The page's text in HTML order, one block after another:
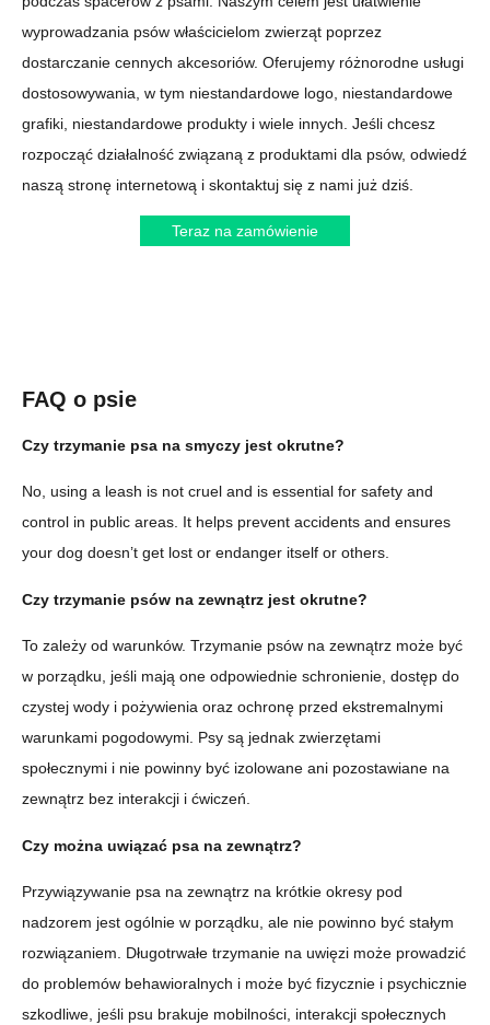
wyprowadzania psów właścicielom zwierząt poprzez
dostarczanie cennych akcesoriów. Oferujemy różnorodne usługi
dostosowywania, w tym niestandardowe logo, niestandardowe
grafiki, niestandardowe produkty i wiele innych. Jeśli chcesz
rozpocząć działalność związaną z produktami dla psów, odwiedź
naszą stronę internetową i skontaktuj się z nami już dziś.
Teraz na zamówienie
FAQ o psie
Czy trzymanie psa na smyczy jest okrutne?
No, using a leash is not cruel and is essential for safety and
control in public areas. It helps prevent accidents and ensures
your dog doesn’t get lost or endanger itself or others.
Czy trzymanie psów na zewnątrz jest okrutne?
To zależy od warunków. Trzymanie psów na zewnątrz może być
w porządku, jeśli mają one odpowiednie schronienie, dostęp do
czystej wody i pożywienia oraz ochronę przed ekstremalnymi
warunkami pogodowymi. Psy są jednak zwierzętami
społecznymi i nie powinny być izolowane ani pozostawiane na
zewnątrz bez interakcji i ćwiczeń.
Czy można uwiązać psa na zewnątrz?
Przywiązywanie psa na zewnątrz na krótkie okresy pod
nadzorem jest ogólnie w porządku, ale nie powinno być stałym
rozwiązaniem. Długotrwałe trzymanie na uwięzi może prowadzić
do problemów behawioralnych i może być fizycznie i psychicznie
szkodliwe, jeśli psu brakuje mobilności, interakcji społecznych